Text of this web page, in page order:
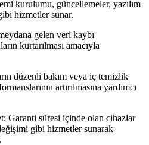
kurulumu, güncellemeler, yazılım
hizmetler sunar.
gelen veri kaybı
kurtarılması amacıyla
düzenli bakım veya iç temizlik
artırılmasına yardımcı
Garanti süresi içinde olan cihazlar
gibi hizmetler sunarak